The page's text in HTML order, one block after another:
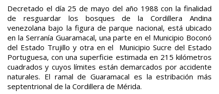
Decretado el día 25 de mayo del año 1988 con la finalidad
de resguardar los bosques de la Cordillera Andina
venezolana bajo la figura de parque nacional, está ubicado
en la Serranía Guaramacal, una parte en el Municipio Boconó
del Estado Trujillo y otra en el Municipio Sucre del Estado
Portuguesa, con una superficie estimada en 215 kilómetros
cuadrados y cuyos límites están demarcados por accidente
naturales. El ramal de Guaramacal es la estribación más
septentrional de la Cordillera de Mérida.